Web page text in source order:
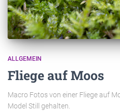
ALLGEMEIN
Fliege auf Moos
Macro Fotos von einer Fliege auf
Model Still gehalten.